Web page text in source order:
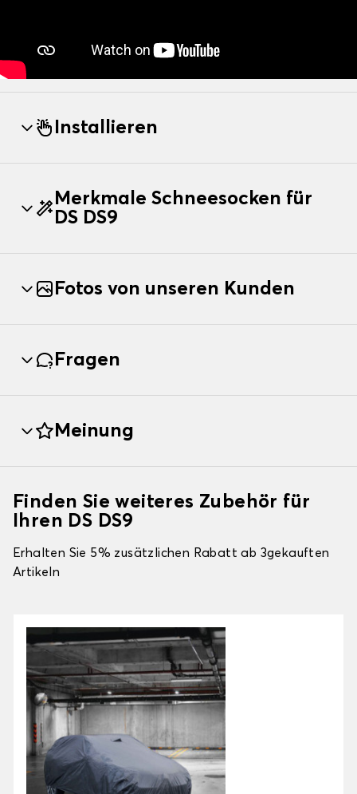
Installieren
Merkmale Schneesocken für
DS DS9
Fotos von unseren Kunden
Fragen
Meinung
Finden Sie weiteres Zubehör für
Ihren DS DS9
Erhalten Sie 5% zusätzlichen Rabatt ab 3gekauften
Artikeln